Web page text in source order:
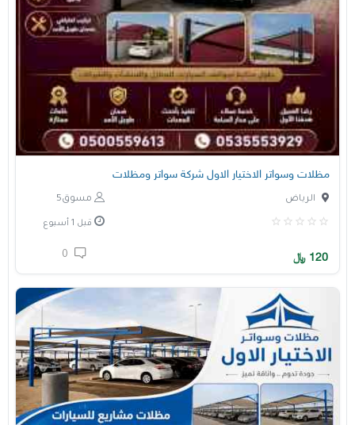
مظلات وسواتر الاختيار الاول شركة سواتر ومظلات
مسوق5 الرياض
قبل 1 أسبوع
120 ﷼